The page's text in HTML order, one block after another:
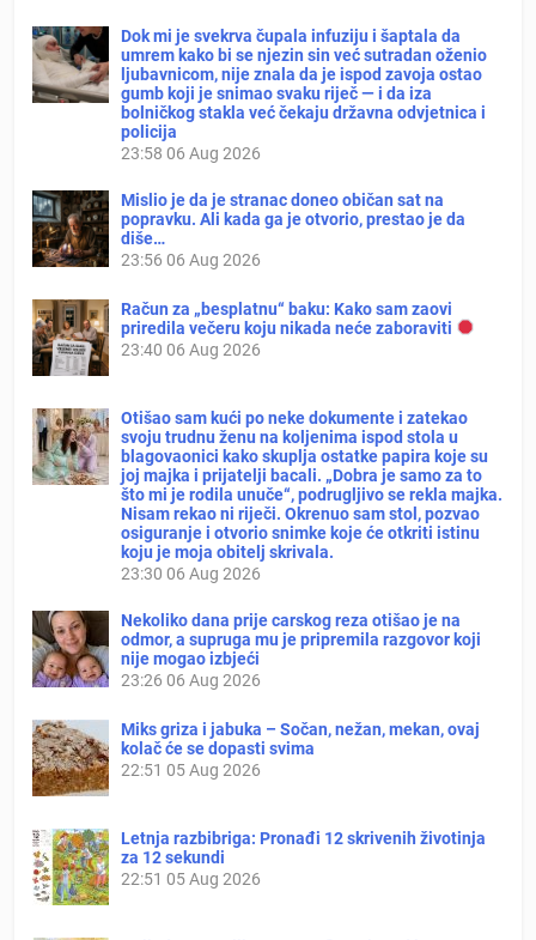
Dok mi je svekrva čupala infuziju i šaptala da
umrem kako bi se njezin sin već sutradan oženio
ljubavnicom, nije znala da je ispod zavoja ostao
gumb koji je snimao svaku riječ — i da iza
bolničkog stakla već čekaju državna odvjetnica i
policija
23:58 06 Aug 2026
Mislio je da je stranac doneo običan sat na
popravku. Ali kada ga je otvorio, prestao je da
diše…
23:56 06 Aug 2026
Račun za „besplatnu“ baku: Kako sam zaovi
priredila večeru koju nikada neće zaboraviti
23:40 06 Aug 2026
Otišao sam kući po neke dokumente i zatekao
svoju trudnu ženu na koljenima ispod stola u
blagovaonici kako skuplja ostatke papira koje su
joj majka i prijatelji bacali. „Dobra je samo za to
što mi je rodila unuče“, podrugljivo se rekla majka.
Nisam rekao ni riječi. Okrenuo sam stol, pozvao
osiguranje i otvorio snimke koje će otkriti istinu
koju je moja obitelj skrivala.
23:30 06 Aug 2026
Nekoliko dana prije carskog reza otišao je na
odmor, a supruga mu je pripremila razgovor koji
nije mogao izbjeći
23:26 06 Aug 2026
Miks griza i jabuka – Sočan, nežan, mekan, ovaj
kolač će se dopasti svima
22:51 05 Aug 2026
Letnja razbibriga: Pronađi 12 skrivenih životinja
za 12 sekundi
22:51 05 Aug 2026